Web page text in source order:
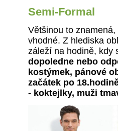
Semi-Formal
Většinou to
vhodné. Z hlediska
záleží na hodině, kdy
dopoledne nebo
kostýmek, pánové
začátek po
- koktejlky, muži